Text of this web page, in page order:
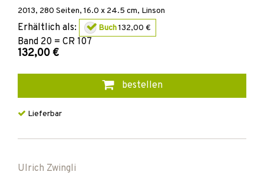
2013, 280 Seiten, 16.0 x 24.5 cm, Linson
Erhältlich als: Buch132,00 €
Band 20 = CR 107
132,00 €
bestellen
Lieferbar
Ulrich Zwingli